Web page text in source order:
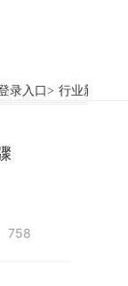
录入口> 行业新闻
758